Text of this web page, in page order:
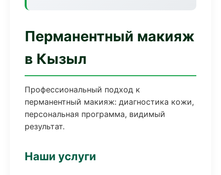
Перманентный макияж
в Кызыл
Профессиональный подход к
перманентный макияж: диагностика кожи,
персональная программа, видимый
результат.
Наши услуги